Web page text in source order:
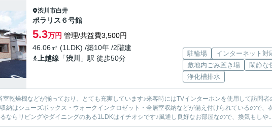
渋川市白井
ポラリス６号館
5.3万円 管理/共益費3,500円
46.06㎡ (1LDK) /築10年 /2階建
上越線 「渋川 」駅 徒歩50分
駐輪場
インターネット対
敷地内ごみ置き場
閑静な
浄化槽排水
室乾燥機などが揃っており、とても充実しています♪来客時にはTVインターホンを使用して訪問者
納はシューズボックス・ウォークインクロゼット・全居室収納などが備え付けられているので、
ならリビングやダイニングのある1LDKはイチオシです♪風通し良好なお部屋なので、換気もしや